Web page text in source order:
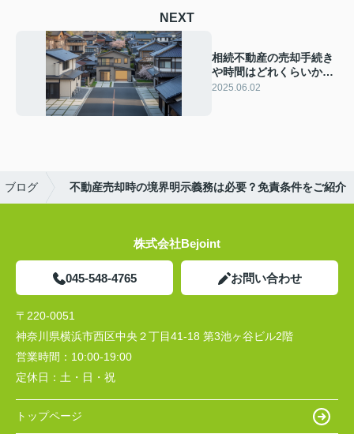
NEXT
相続不動産の売却手続き
や時間はどれくらいかご
存知ですか 相続した不動
2025.06.02
ブログ 不動産売却時の境界明示義務は必要？免責条件をご紹介
株式会社Bejoint
045-548-4765 お問い合わせ
〒220-0051
神奈川県横浜市西区中央２丁目41-18 第3池ヶ谷ビル2階
営業時間： 10:00-19:00
定休日： 土・日・祝
トップページ